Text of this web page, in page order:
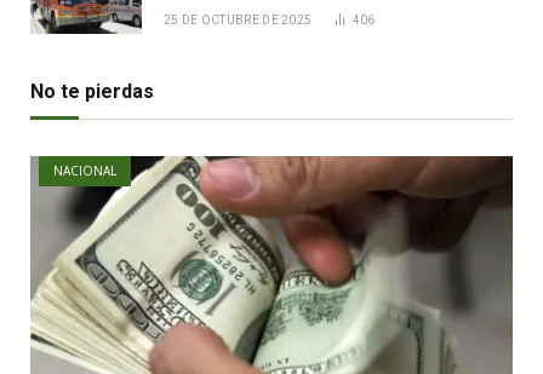
25 DE OCTUBRE DE 2025 406
No te pierdas
NACIONAL